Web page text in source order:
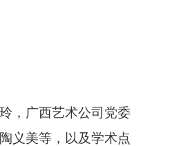
，广西艺术公司党委
义美等，以及学术点